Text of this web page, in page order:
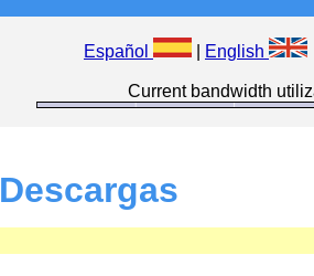
Español English
Current bandwidth
Descargas